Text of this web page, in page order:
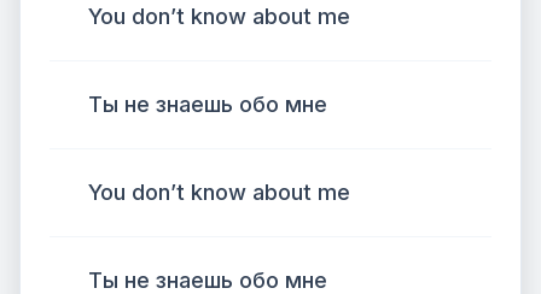
You don’t know about me
Ты не знаешь обо мне
You don’t know about me
Ты не знаешь обо мне